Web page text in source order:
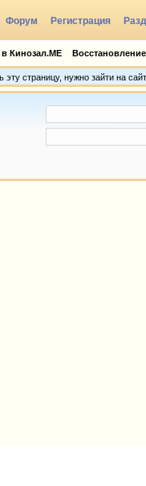
Форум Регистрация
в Кинозал.МЕ
эту страницу, нужно зайти на сайт